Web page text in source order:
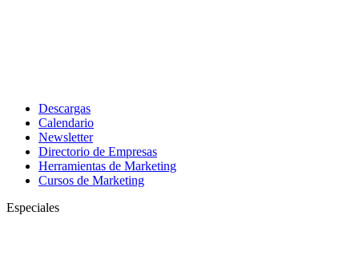
Descargas
Calendario
Newsletter
Directorio de Empresas
Herramientas de Marketing
Cursos de Marketing
Especiales